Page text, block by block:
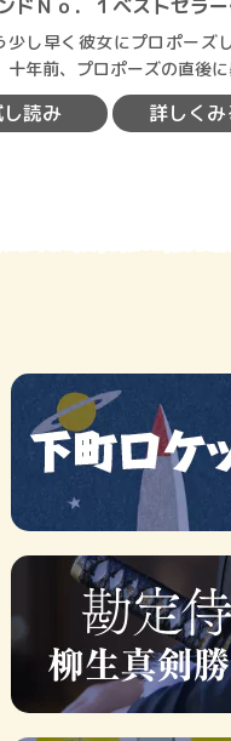
ドＮｏ．１ベストセラー
し早く彼女にプロポーズ
されたエヴァはそのまま失
読み 詳しくみ